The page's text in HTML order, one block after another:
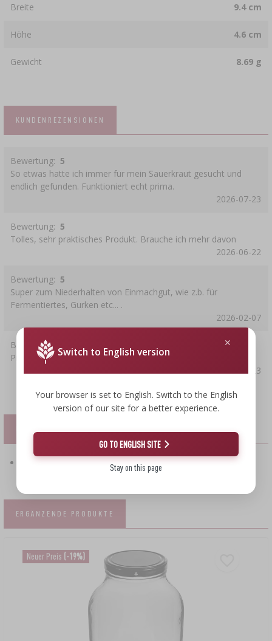
Breite 9.4 cm
Höhe 4.6 cm
Gewicht 8.69 g
KUNDENREZENSIONEN
Bewertung: 5
So etwas hatte ich immer für mein Sauerkraut gesucht und
endlich gefunden. Funktioniert echt prima.
2026-07-23
Bewertung: 5
Tolles, sehr praktisches Produkt. Brauche ich mehr davon
2026-06-22
Bewertung: 5
Super zum Niederhalten von Einmachgut, wie z.b. für
Fermentiertes, Gurken etc... .
2026-02-07
Bewertung:
Praktisch und zweckerfüllend
2025-08-23
PDF-Datei herunterladen : Sicherheitsanweisungen
ERGÄNZENDE PRODUKTE
Neuer Preis (-19%)
Switch to English version
Your browser is set to English. Switch to the English
version of our site for a better experience.
GO TO ENGLISH SITE
Stay on this page